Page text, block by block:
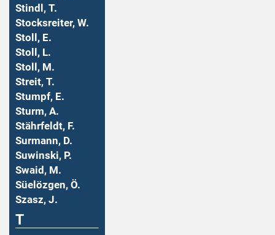
Stindl, T.
Stocksreiter, W.
Stoll, E.
Stoll, L.
Stoll, M.
Streit, T.
Stumpf, E.
Sturm, A.
Stährfeldt, F.
Surmann, D.
Suwinski, P.
Swaid, M.
Süelözgen, Ö.
Szasz, J.
T